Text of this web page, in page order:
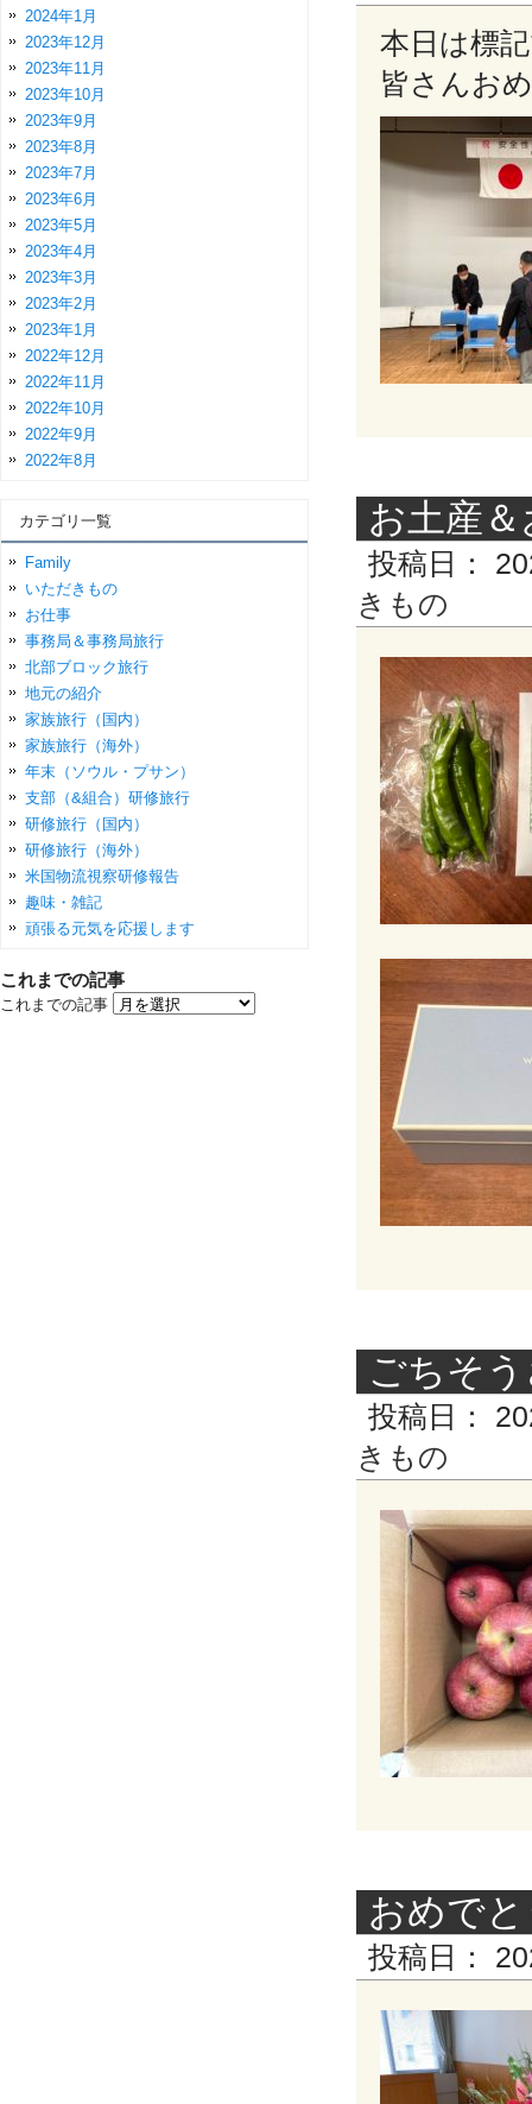
本日は標
皆さんお
お土産
投稿日：
きもの
ごちそ
投稿日：
きもの
おめで
投稿日：
2024年1月
2023年12月
2023年11月
2023年10月
2023年9月
2023年8月
2023年7月
2023年6月
2023年5月
2023年4月
2023年3月
2023年2月
2023年1月
2022年12月
2022年11月
2022年10月
2022年9月
2022年8月
カテゴリ一覧
Family
いただきもの
お仕事
事務局＆事務局旅行
北部ブロック旅行
地元の紹介
家族旅行（国内）
家族旅行（海外）
年末（ソウル・プサン）
支部（&組合）研修旅行
研修旅行（国内）
研修旅行（海外）
米国物流視察研修報告
趣味・雑記
頑張る元気を応援します
これまでの記事
これまでの記事